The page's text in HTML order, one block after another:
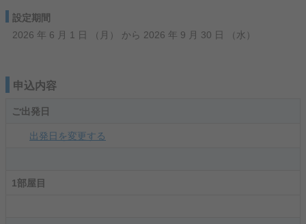
設定期間
2026 年 6 月 1 日 （月） から 2026 年 9 月 30 日 （水）
申込内容
ご出発日
出発日を変更する
1部屋目